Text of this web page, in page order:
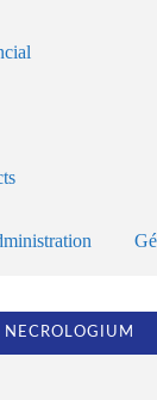
NECROLOGIUM